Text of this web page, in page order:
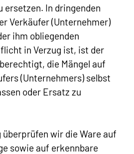
ersetzen. In dringenden
Verkäufer (Unternehmer)
ihm obliegenden
in Verzug ist, ist der
die Mängel auf
(Unternehmers) selbst
oder Ersatz zu
überprüfen wir die Ware auf
sowie auf erkennbare